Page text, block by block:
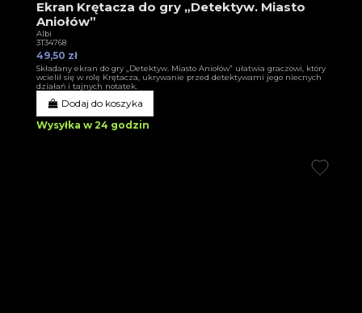
Ekran Krętacza do gry „Detektyw. Miasto
Aniołów”
Albi
3T34768
49,50 zł
Składany ekran do gry „Detektyw. Miasto Aniołów” ułatwia graczowi, który
wcielił się w rolę Krętacza, ukrywanie przed detektywami jego niecnych
działań i tajnych notatek.
Dodaj do koszyka
Wysyłka w 24 godzin